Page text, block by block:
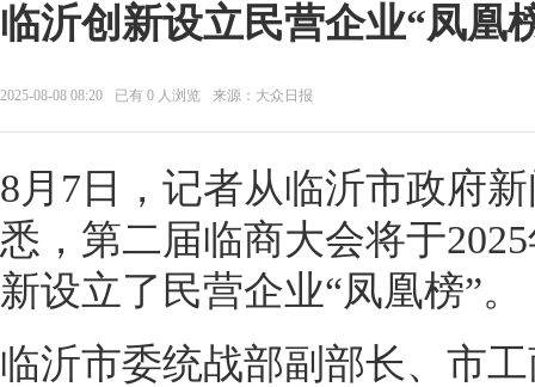
临沂创新设立民营企业“凤凰
2025-08-08 08:20 已有 0 人浏览 来源：大众日报
8月7日，记者从临沂市政府
悉，第二届临商大会将于
新设立了民营企业“凤凰榜”。
临沂市委统战部副部长、市